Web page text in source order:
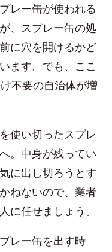
レー缶が使われる
、スプレー缶の処
に穴を開けるかど
ます。でも、ここ
不要の自治体が増
使い切ったスプレ
。中身が残ってい
に出し切ろうとす
ねないので、業者
に任せましょう。
レー缶を出す時